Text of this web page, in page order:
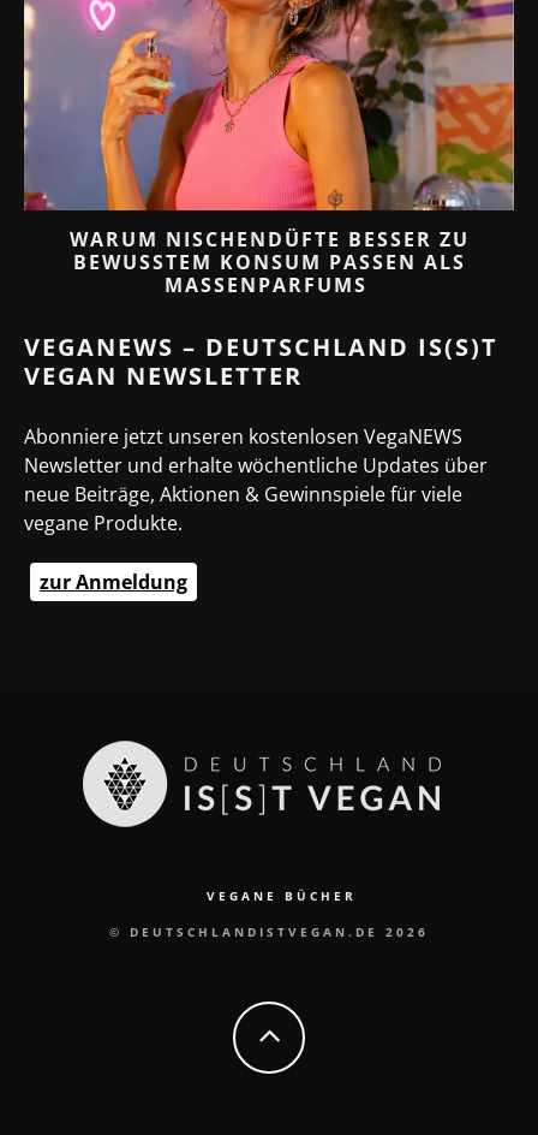
WARUM NISCHENDÜFTE BESSER ZU
BEWUSSTEM KONSUM PASSEN ALS
MASSENPARFUMS
VEGANEWS – DEUTSCHLAND IS(S)T
VEGAN NEWSLETTER
Abonniere jetzt unseren kostenlosen VegaNEWS
Newsletter und erhalte wöchentliche Updates über
neue Beiträge, Aktionen & Gewinnspiele für viele
vegane Produkte.
zur Anmeldung
VEGANE BÜCHER
© DEUTSCHLANDISTVEGAN.DE 2026